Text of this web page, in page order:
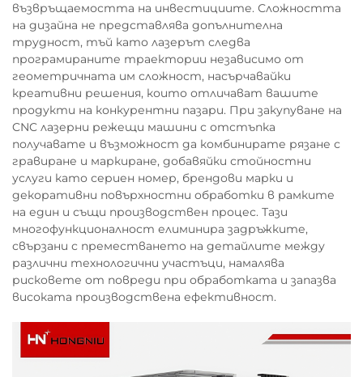
възвръщаемостта на инвестициите. Сложността
на дизайна не представлява допълнителна
трудност, тъй като лазерът следва
програмираните траектории независимо от
геометричната им сложност, насърчавайки
креативни решения, които отличават вашите
продукти на конкурентни пазари. При закупуване на
CNC лазерни режещи машини с отстъпка
получавате и възможност да комбинирате рязане с
гравиране и маркиране, добавяйки стойностни
услуги като сериен номер, брендови марки и
декоративни повърхностни обработки в рамките
на един и същи производствен процес. Тази
многофункционалност елиминира задръжките,
свързани с преместването на детайлите между
различни технологични участъци, намалява
рисковете от повреди при обработката и запазва
високата производствена ефективност.